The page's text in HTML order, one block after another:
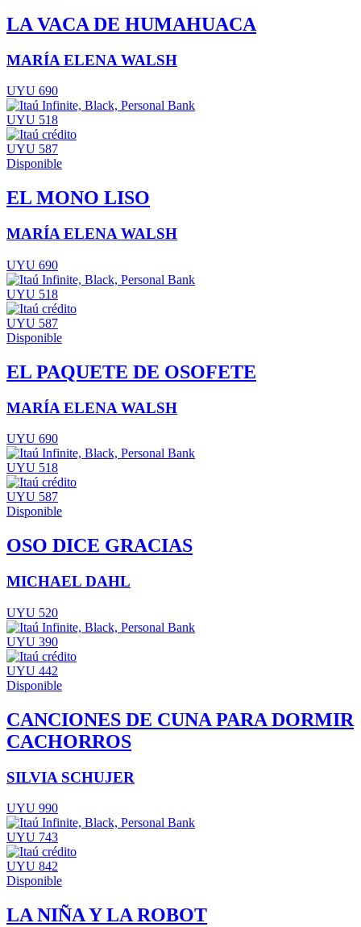
LA VACA DE HUMAHUACA
MARÍA ELENA WALSH
UYU 690
UYU 518
UYU 587
Disponible
EL MONO LISO
MARÍA ELENA WALSH
UYU 690
UYU 518
UYU 587
Disponible
EL PAQUETE DE OSOFETE
MARÍA ELENA WALSH
UYU 690
UYU 518
UYU 587
Disponible
OSO DICE GRACIAS
MICHAEL DAHL
UYU 520
UYU 390
UYU 442
Disponible
CANCIONES DE CUNA PARA DORMIR
CACHORROS
SILVIA SCHUJER
UYU 990
UYU 743
UYU 842
Disponible
LA NIÑA Y LA ROBOT